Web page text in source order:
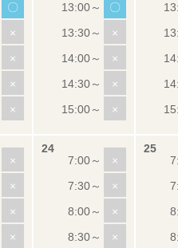
〇
×
×
×
×
〇
×
×
×
×
×
×
×
×
×
×
×
×